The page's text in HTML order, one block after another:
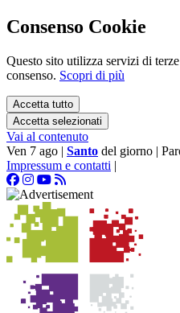
Consenso Cookie
Questo sito utilizza servizi di
consenso. Scopri di più
Accetta tutto
Accetta selezionati
Vai al contenuto
Ven 7 ago | Santo del giorno |
Impressum e contatti |